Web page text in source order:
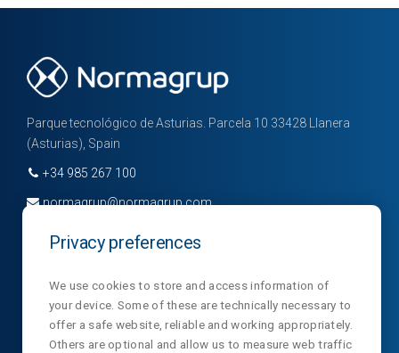
Parque tecnológico de Asturias. Parcela 10 33428 Llanera
(Asturias), Spain
+34 985 267 100
normagrup@normagrup.com
+34 985 266 992
À propos de
Divisions Informations
Privacy preferences
We use cookies to store and access information of
your device. Some of these are technically necessary to
offer a safe website, reliable and working appropriately.
Others are optional and allow us to measure web traffic